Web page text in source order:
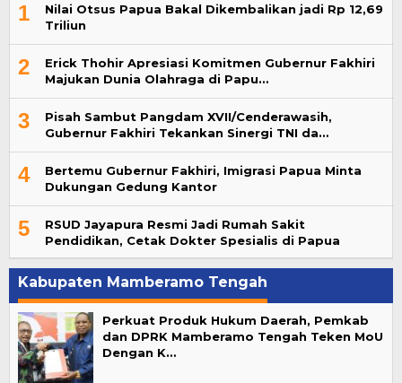
1
Nilai Otsus Papua Bakal Dikembalikan jadi Rp 12,69
Triliun
2
Erick Thohir Apresiasi Komitmen Gubernur Fakhiri
Majukan Dunia Olahraga di Papu…
3
Pisah Sambut Pangdam XVII/Cenderawasih,
Gubernur Fakhiri Tekankan Sinergi TNI da…
4
Bertemu Gubernur Fakhiri, Imigrasi Papua Minta
Dukungan Gedung Kantor
5
RSUD Jayapura Resmi Jadi Rumah Sakit
Pendidikan, Cetak Dokter Spesialis di Papua
Kabupaten Mamberamo Tengah
Perkuat Produk Hukum Daerah, Pemkab
dan DPRK Mamberamo Tengah Teken MoU
Dengan K…